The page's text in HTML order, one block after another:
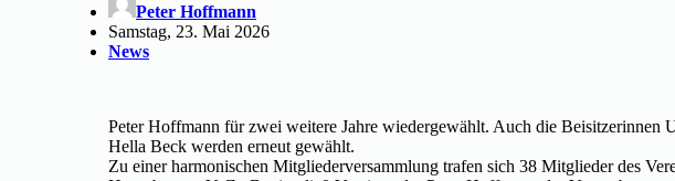
Peter Hoffmann
Samstag, 23. Mai 2026
News
Peter Hoffmann für zwei weitere Jahre wiedergewählt. Auch die Beisitzerinnen
Hella Beck werden erneut gewählt.
Zu einer harmonischen Mitgliederversammlung trafen sich 38 Mitglieder des